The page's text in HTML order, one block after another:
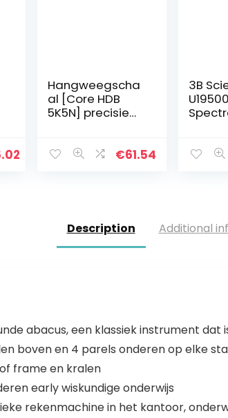
Hangweegscha
al [Core HDB
5K5N] precisie
max. 5 kg
€61.54
3B
van
Description Additional
abacus, een klassiek instrument
boven en 4 parels onderen op elke
frame en kralen
early wiskundige onderwijs
rekenmachine in het kantoor,